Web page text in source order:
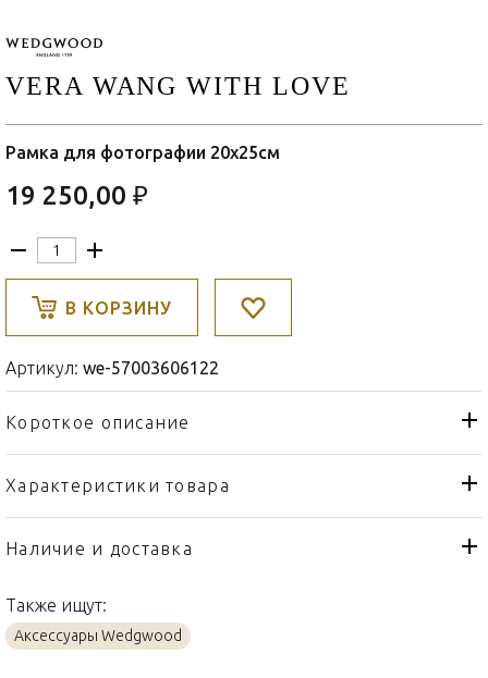
VERA WANG WITH LOVE
Рамка для фотографии 20x25см
19 250,00 ₽
В КОРЗИНУ
Артикул: we-57003606122
Короткое описание
Характеристики товара
Тип товара
Рамка для фотографии
Бренд
Страна производителя
Материал
Наличие и доставка
Также ищут:
Аксессуары Wedgwood